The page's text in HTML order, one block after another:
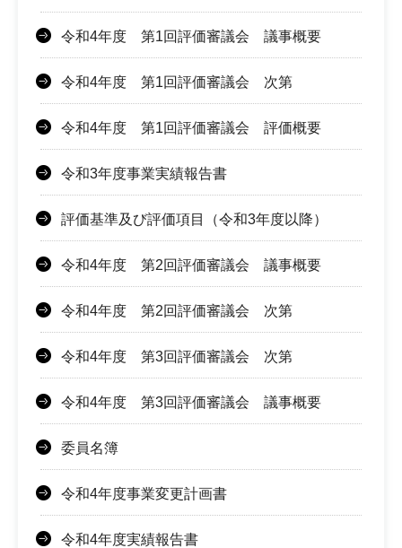
令和4年度 第1回評価審議会 議事概要
令和4年度 第1回評価審議会 次第
令和4年度 第1回評価審議会 評価概要
令和3年度事業実績報告書
評価基準及び評価項目（令和3年度以降）
令和4年度 第2回評価審議会 議事概要
令和4年度 第2回評価審議会 次第
令和4年度 第3回評価審議会 次第
令和4年度 第3回評価審議会 議事概要
委員名簿
令和4年度事業変更計画書
令和4年度実績報告書